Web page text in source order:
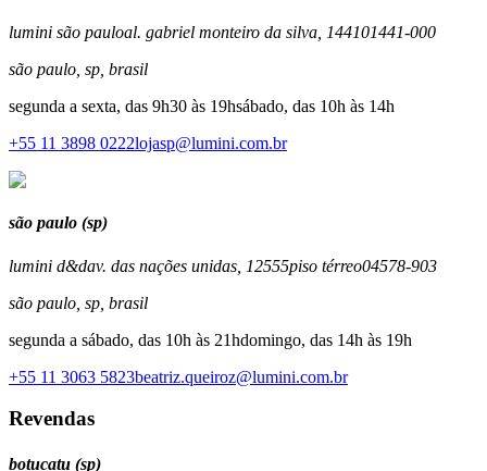
lumini são pauloal. gabriel monteiro da silva, 144101441-000
são paulo sp brasil
segunda a sexta, das 9h30 às 19hsábado, das 10h às 14h
+55 11 3898 0222lojasp@lumini.com.br
são paulo (sp)
lumini d&dav. das nações unidas, 12555piso térreo04578-903
são paulo sp brasil
segunda a sábado, das 10h às 21hdomingo, das 14h às 19h
+55 11 3063 5823beatriz.queiroz@lumini.com.br
Revendas
botucatu (sp)